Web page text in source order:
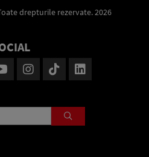
drepturile rezervate. 2026